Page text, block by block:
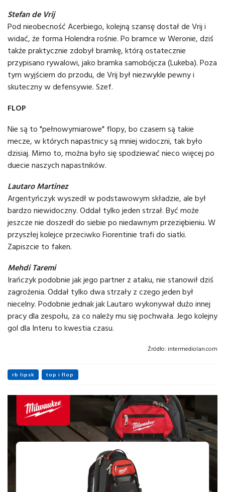
Stefan de Vrij
Pod nieobecność Acerbiego, kolejną szansę dostał de Vrij i
widać, że forma Holendra rośnie. Po bramce w Weronie, dziś
także praktycznie zdobył bramkę, którą ostatecznie
przypisano rywalowi, jako bramka samobójcza (Lukeba). Poza
tym wyjściem do przodu, de Vrij był niezwykle pewny i
skuteczny w defensywie. Szef.
FLOP
Nie są to "pełnowymiarowe" flopy, bo czasem są takie
mecze, w których napastnicy są mniej widoczni, tak było
dzisiaj. Mimo to, można było się spodziewać nieco więcej po
duecie naszych napastników.
Lautaro Martinez
Argentyńczyk wyszedł w podstawowym składzie, ale był
bardzo niewidoczny. Oddał tylko jeden strzał. Być może
jeszcze nie doszedł do siebie po niedawnym przeziębieniu. W
przyszłej kolejce przeciwko Fiorentinie trafi do siatki.
Zapiszcie to faken.
Mehdi Taremi
Irańczyk podobnie jak jego partner z ataku, nie stanowił dziś
zagrożenia. Oddał tylko dwa strzały z czego jeden był
niecelny. Podobnie jednak jak Lautaro wykonywał dużo innej
pracy dla zespołu, za co należy mu się pochwała. Jego kolejny
gol dla Interu to kwestia czasu.
Źródło: intermediolan.com
rb lipsk top i flop